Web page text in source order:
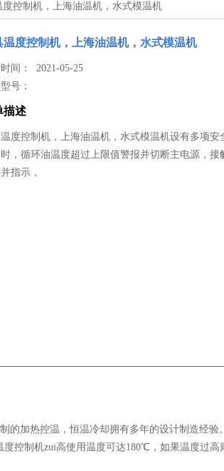
控制机，上海油温机，水式模温机
温度控制机，上海油温机，水式模温机
间： 2021-05-25
号：
描述
度控制机，上海油温机，水式模温机设有多项安
，循环油温度超过上限值警报并切断主电源，接
指示，
加热控温，恒温冷却拥有多年的设计制造经验
控制机zui高使用温度可达180℃，如果温度过高